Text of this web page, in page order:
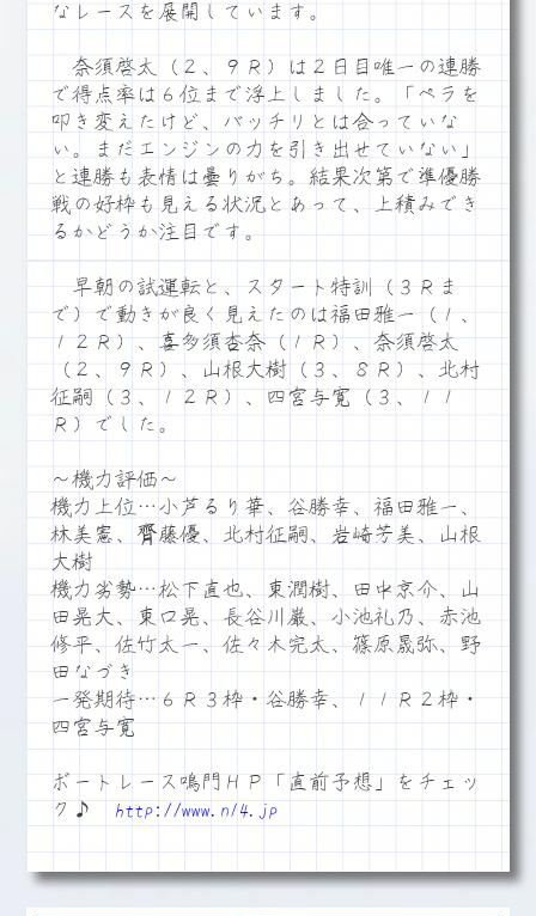
なレースを展開しています。
奈須啓太（２、９Ｒ）は２日目唯一の連勝
で得点率は６位まで浮上しました。「ペラを
叩き変えたけど、バッチリとは合っていな
い。まだエンジンの力を引き出せていない」
と連勝も表情は曇りがち。結果次第で準優勝
戦の好枠も見える状況とあって、上積みでき
るかどうか注目です。
早朝の試運転と、スタート特訓（３Ｒま
で）で動きが良く見えたのは福田雅一（１、
１２Ｒ）、喜多須杏奈（１Ｒ）、奈須啓太
（２、９Ｒ）、山根大樹（３、８Ｒ）、北村
征嗣（３、１２Ｒ）、四宮与寛（３、１１
Ｒ）でした。
～機力評価～
機力上位…小芦るり華、谷勝幸、福田雅一、
林美憲、齊藤優、北村征嗣、岩崎芳美、山根
大樹
機力劣勢…松下直也、東潤樹、田中京介、山
田晃大、東口晃、長谷川巌、小池礼乃、赤池
修平、佐竹太一、佐々木完太、篠原晟弥、野
田なづき
一発期待…６Ｒ３枠・谷勝幸、１１Ｒ２枠・
四宮与寛
ボートレース鳴門ＨＰ「直前予想」をチェッ
ク♪ http://www.n14.jp